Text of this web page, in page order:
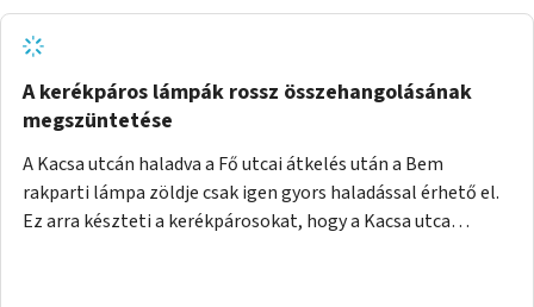
A kerékpáros lámpák rossz összehangolásának
megszüntetése
A Kacsa utcán haladva a Fő utcai átkelés után a Bem
rakparti lámpa zöldje csak igen gyors haladással érhető el.
Ez arra készteti a kerékpárosokat, hogy a Kacsa utca